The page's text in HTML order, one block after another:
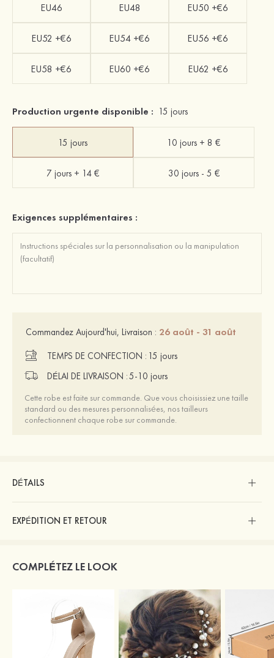
EU46 EU48 EU50 +€6
EU52 +€6 EU54 +€6 EU56 +€6
EU58 +€6 EU60 +€6 EU62 +€6
Production urgente disponible : 15 jours
15 jours 10 jours + 8 €
7 jours + 14 € 30 jours - 5 €
Exigences supplémentaires :
Commandez Aujourd'hui, Livraison : 26 août - 31 août
TEMPS DE CONFECTION : 15 jours
DÉLAI DE LIVRAISON :5-10 jours
Cette robe est faite sur commande. Que vous choisissiez une taille
standard ou des mesures personnalisées, nos tailleurs
confectionnent chaque robe sur commande.
DÉTAILS
EXPÉDITION ET RETOUR
COMPLÉTEZ LE LOOK